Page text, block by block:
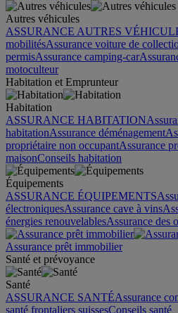
Autres véhicules
ASSURANCE AUTRES
mobilitésAssurance voiture de
permisAssurance camping-car
motoculteur
Habitation et Emprunteur
Habitation
ASSURANCE HABITATION
habitationAssurance déménagement
propriétaire non occupantAssurance
maisonConseils habitation
Équipements
ASSURANCE ÉQUIPEMENTS
électroniquesAssurance cave à vins
énergies renouvelablesAssurance des
Assurance prêt immobilier
Santé et prévoyance
Santé
ASSURANCE SANTÉAssurance
santé frontaliers suissesConseils santé